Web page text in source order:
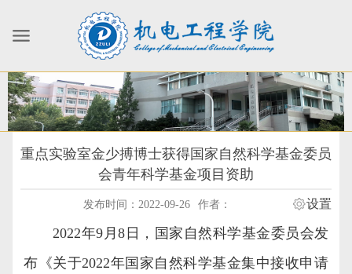
重点实验室金少搏博士获得国家自然科学基金委员
会青年科学基金项目资助
发布时间：2022-09-26 作者： 设置
2022年9 月 8 日，国家自然科学基金委员会发
布《关于2022年国家自然科学基金集中接收申请